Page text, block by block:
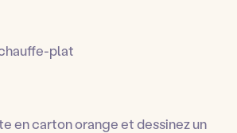
plat
en carton orange et dessinez un